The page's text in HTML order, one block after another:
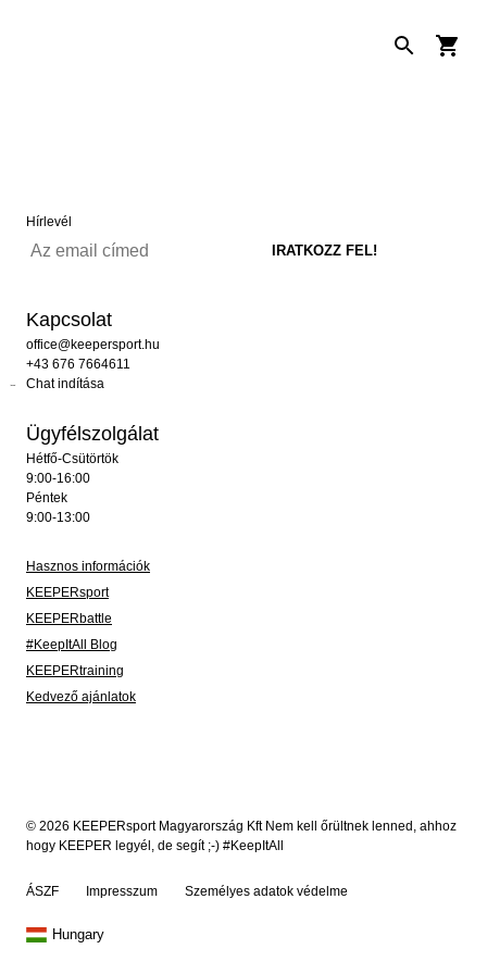
Hírlevél
Kapcsolat
office@keepersport.hu
+43 676 7664611
Chat indítása
Ügyfélszolgálat
Hétfő-Csütörtök
9:00-16:00
Péntek
9:00-13:00
Hasznos információk
KEEPERsport
KEEPERbattle
#KeepItAll Blog
KEEPERtraining
Kedvező ajánlatok
© 2026 KEEPERsport Magyarország Kft Nem kell őrültnek lenned, ahhoz
hogy KEEPER legyél, de segít ;-) #KeepItAll
ÁSZF Impresszum Személyes adatok védelme
Hungary